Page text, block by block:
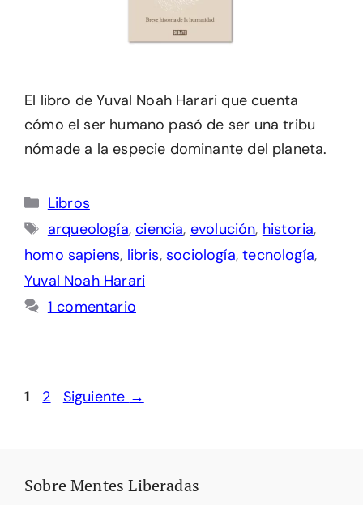
El libro de Yuval Noah Harari que cuenta
cómo el ser humano pasó de ser una tribu
nómade a la especie dominante del planeta.
Categorías
Libros
Etiquetas
arqueología,ciencia, evolución, historia,
homo sapiens, libris,sociología,tecnología,
Yuval Noah Harari
1 comentario
Página
1 Página
2 Siguiente →
Sobre Mentes Liberadas